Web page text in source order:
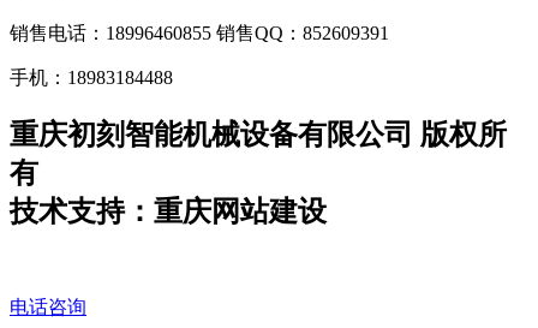
销售电话：18996460855 销售QQ：852609391
手机：18983184488
重庆初刻智能机械设备有限公司 版权所
有
技术支持：重庆网站建设
电话咨询